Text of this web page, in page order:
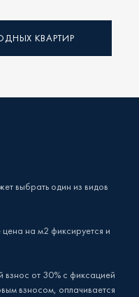
КВАРТИР
выбрать один из видов
на м2 фиксируется и
от 30% с фиксацией
взносом, оплачивается